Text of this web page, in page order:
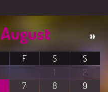
August »
F S
S
1
2
7 8
9